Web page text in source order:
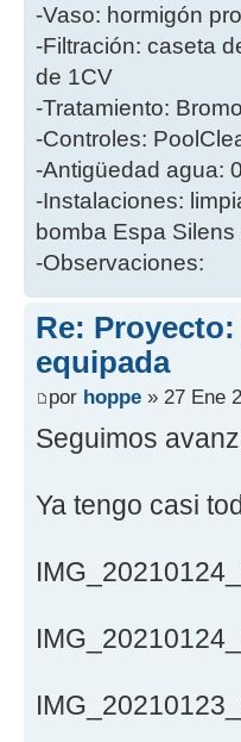
-Vaso: hormigón
-Filtración: caseta
de 1CV
-Tratamiento:
-Controles:
-Antigüedad agua: 0
-Instalaciones:
bomba Espa
-Observaciones:
Re:
equipada
por hoppe » 27 Ene
Seguimos
Ya tengo casi